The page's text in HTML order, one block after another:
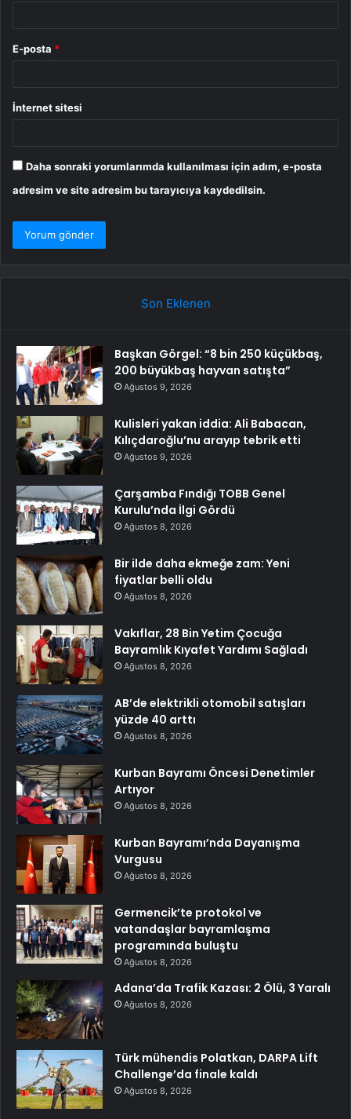
E-posta *
İnternet sitesi
Daha sonraki yorumlarımda kullanılması için adım, e-posta
adresim ve site adresim bu tarayıcıya kaydedilsin.
Son Eklenen
Başkan Görgel: “8 bin 250 küçükbaş,
200 büyükbaş hayvan satışta”
Ağustos 9, 2026
Kulisleri yakan iddia: Ali Babacan,
Kılıçdaroğlu’nu arayıp tebrik etti
Ağustos 9, 2026
Çarşamba Fındığı TOBB Genel
Kurulu’nda İlgi Gördü
Ağustos 8, 2026
Bir ilde daha ekmeğe zam: Yeni
fiyatlar belli oldu
Ağustos 8, 2026
Vakıflar, 28 Bin Yetim Çocuğa
Bayramlık Kıyafet Yardımı Sağladı
Ağustos 8, 2026
AB’de elektrikli otomobil satışları
yüzde 40 arttı
Ağustos 8, 2026
Kurban Bayramı Öncesi Denetimler
Artıyor
Ağustos 8, 2026
Kurban Bayramı’nda Dayanışma
Vurgusu
Ağustos 8, 2026
Germencik’te protokol ve
vatandaşlar bayramlaşma
programında buluştu
Ağustos 8, 2026
Adana’da Trafik Kazası: 2 Ölü, 3 Yaralı
Ağustos 8, 2026
Türk mühendis Polatkan, DARPA Lift
Challenge’da finale kaldı
Ağustos 8, 2026